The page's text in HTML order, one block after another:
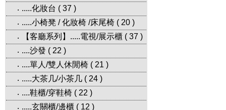
‧ .....化妝台 ( 37 )
‧ .....小椅凳 / 化妝椅 /床尾椅 ( 20 )
‧
【客廳系列】.....電視/展示櫃 ( 37 )
‧ ....沙發 ( 22 )
‧ ....單人/雙人休閒椅 ( 21 )
‧ .....大茶几/小茶几 ( 24 )
‧ ....鞋櫃/穿鞋椅 ( 22 )
‧ .....玄關櫃/邊櫃 ( 12 )